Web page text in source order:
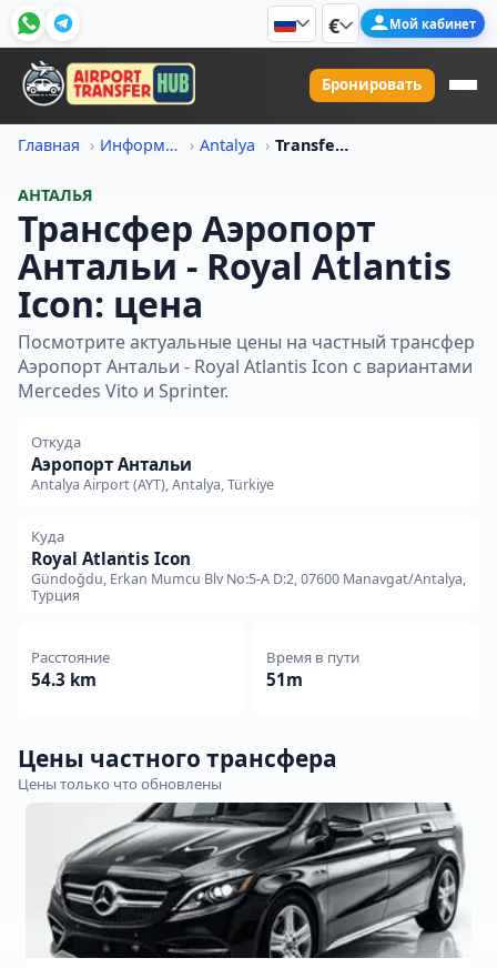
€ Мой кабинет
Бронировать
Главная Информация о ценах на трансфер Antalya Transfer Iz Aeroport Antali V Royal Atlantis Icon Tsena
АНТАЛЬЯ
Трансфер Аэропорт
Антальи - Royal Atlantis
Icon: цена
Посмотрите актуальные цены на частный трансфер
Аэропорт Антальи - Royal Atlantis Icon с вариантами
Mercedes Vito и Sprinter.
Откуда
Аэропорт Антальи
Antalya Airport (AYT), Antalya, Türkiye
Куда
Royal Atlantis Icon
Gündoğdu, Erkan Mumcu Blv No:5-A D:2, 07600 Manavgat/Antalya,
Турция
Расстояние
54.3 km
Время в пути
51m
Цены частного трансфера
Цены только что обновлены